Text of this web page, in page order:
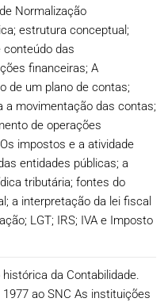
Normalização
estrutura conceptual;
das
financeiras; A
de um plano de contas;
a movimentação das contas;
de operações
impostos e a atividade
entidades públicas; a
tributária; fontes do
a interpretação da lei fiscal
LGT; IRS; IVA e Imposto
histórica da Contabilidade.
1977 ao SNC As instituições